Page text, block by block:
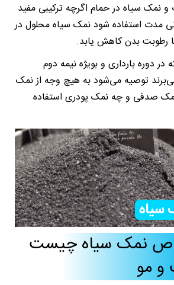
و نمک سیاه در حمام اگرچه ترکیبی مفید
مدت استفاده شود نمک سیاه محلول در
بدن کاهش یابد.
در دوره بارداری و بویژه نیمه دوم
توصیه می‌شود به هیچ وجه از نمک
صدفی و چه نمک پودری استفاده
نمک سیاه چیست
و مو